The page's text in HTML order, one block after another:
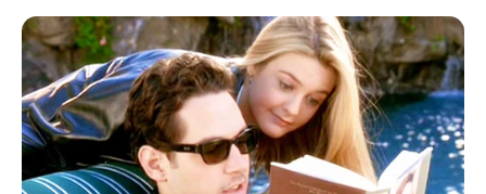
Worms - Heylshof mit Kunstsammlung
Worms Veranstaltungen Hotels